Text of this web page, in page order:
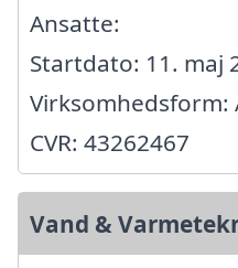
Ansatte:
Startdato: 11. maj
Virksomhedsform:
CVR: 43262467
Vand &